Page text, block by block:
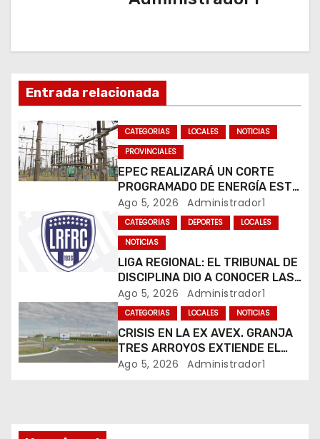
i
ó
n
d
e
a
d
Entrada relacionada
CATEGORIAS LOCALES
NOTICIAS
PROVINCIALES
EPEC REALIZARÁ UN CORTE
PROGRAMADO DE ENERGÍA ESTE
JUEVES EN RÍO CUARTO
Ago 5, 2026 Administrador1
CATEGORIAS DEPORTES
LOCALES
NOTICIAS
LIGA REGIONAL: EL TRIBUNAL DE
DISCIPLINA DIO A CONOCER LAS
SANCIONES DEL BOLETÍN
OFICIAL N.º 24
Ago 5, 2026 Administrador1
CATEGORIAS LOCALES NOTICIAS
CRISIS EN LA EX AVEX. GRANJA
TRES ARROYOS EXTIENDE EL
CIERRE DE LA PLANTA DE AVEX
Ago 5, 2026 Administrador1